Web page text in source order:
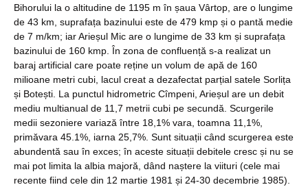
Bihorului la o altitudine de 1195 m în șaua Vârtop, are o lungime
de 43 km, suprafața bazinului este de 479 kmp și o pantă medie
de 7 m/km; iar Arieșul Mic are o lungime de 33 km și suprafața
bazinului de 160 kmp. În zona de confluență s-a realizat un
baraj artificial care poate reține un volum de apă de 160
milioane metri cubi, lacul creat a dezafectat parțial satele Sorlița
și Botești. La punctul hidrometric Cîmpeni, Arieșul are un debit
mediu multianual de 11,7 metrii cubi pe secundă. Scurgerile
medii sezoniere variază între 18,1% vara, toamna 11,1%,
primăvara 45.1%, iarna 25,7%. Sunt situații când scurgerea este
abundentă sau în exces; în aceste situații debitele cresc și nu se
mai pot limita la albia majoră, dând naștere la viituri (cele mai
recente fiind cele din 12 martie 1981 și 24-30 decembrie 1985).